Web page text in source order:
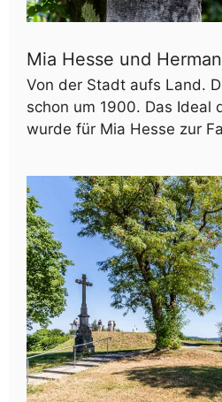
Mia Hesse und
Von der Stadt aufs Land.
schon um 1900. Das Ideal
wurde für Mia Hesse zur